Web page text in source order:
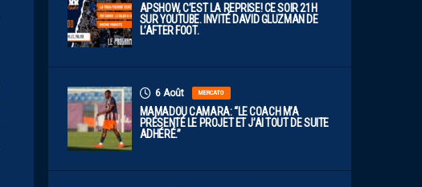
APSHOW, C’EST LA REPRISE! CE SOIR 21H
SUR YOUTUBE. INVITÉ DAVID GLUZMAN DE
L’AFTER FOOT.
6 Août MERCATO
MAMADOU CAMARA: “LE COACH M’A
PRÉSENTÉ LE PROJET ET J’AI TOUT DE SUITE
ADHÉRÉ.”